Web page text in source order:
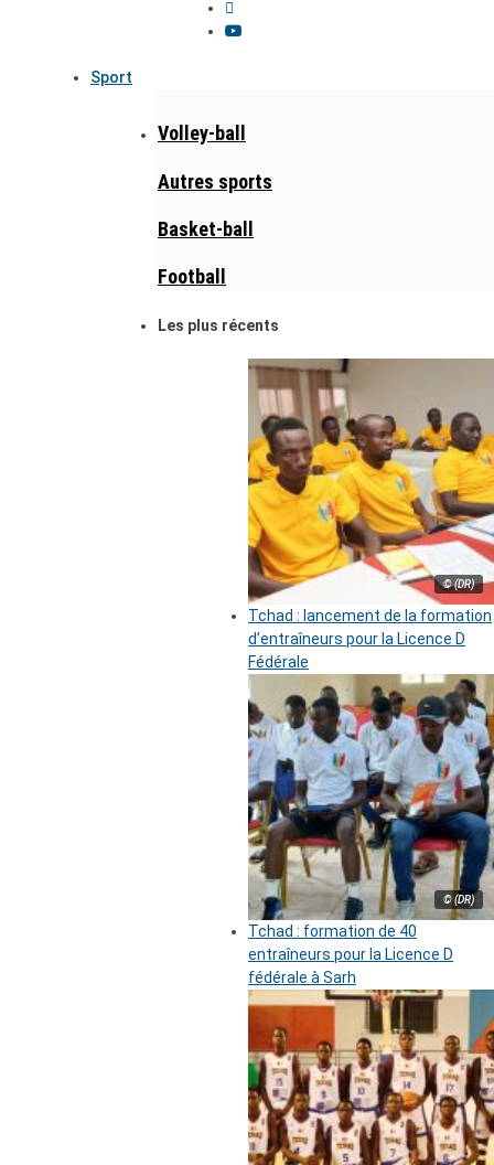
Sport
Volley-ball
Autres sports
Basket-ball
Football
Les plus récents
© (DR)
Tchad : lancement de la formation
d’entraîneurs pour la Licence D
Fédérale
© (DR)
Tchad : formation de 40
entraîneurs pour la Licence D
fédérale à Sarh